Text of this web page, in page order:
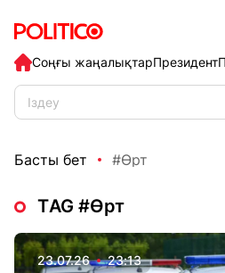
Соңғы жаңалықтарПрезидент
Басты бет #Өрт
ТAG #Өрт
23.07.26 23:13